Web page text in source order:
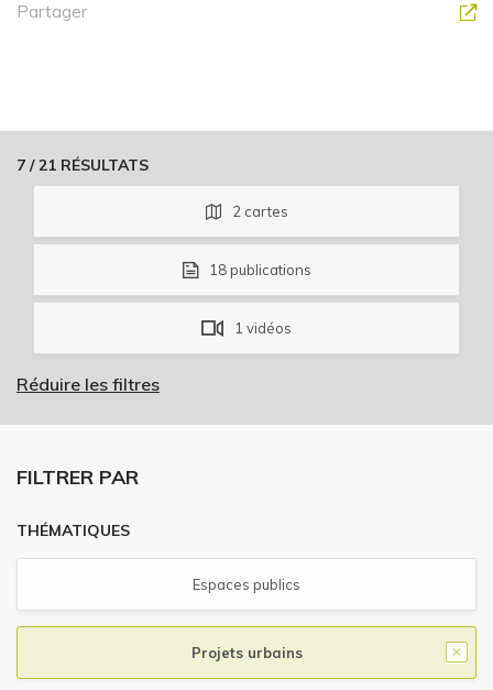
Partager
7 /21 RÉSULTATS
2 cartes
18publications
1 vidéos
Réduire les filtres
FILTRER PAR
THÉMATIQUES
Espaces publics
Projets urbains